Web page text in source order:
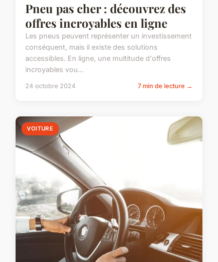
Pneu pas cher : découvrez des
offres incroyables en ligne
Les pneus peuvent représenter un investissement
conséquent, mais il existe des solutions
accessibles. En ligne, une multitude d'offres
incroyables vou...
24 octobre 2024 7 min de lecture →
VOITURE